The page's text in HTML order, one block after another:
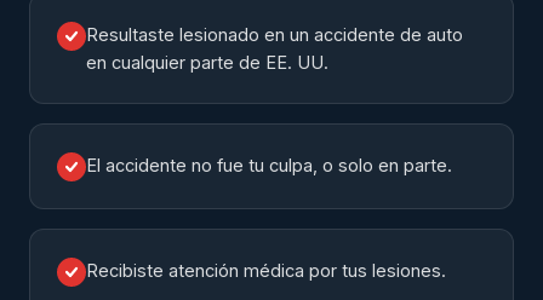
Resultaste lesionado en un accidente de auto
en cualquier parte de EE. UU.
El accidente no fue tu culpa, o solo en parte.
Recibiste atención médica por tus lesiones.